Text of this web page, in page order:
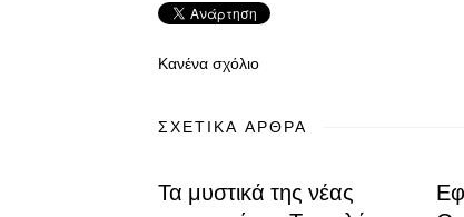
Κανένα σχόλιο
ΣΧΕΤΙΚΆ ΆΡΘΡΑ
Τα μυστικά της νέας